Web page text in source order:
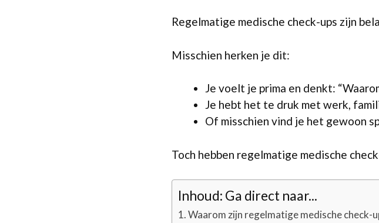
Regelmatige medische check-ups zijn
Misschien herken je dit:
Je voelt je prima en denkt:
Je hebt het te druk met werk,
Of misschien vind je het gewoon
Toch hebben regelmatige medische
Inhoud: Ga direct naar...
Waarom zijn regelmatige medische check-